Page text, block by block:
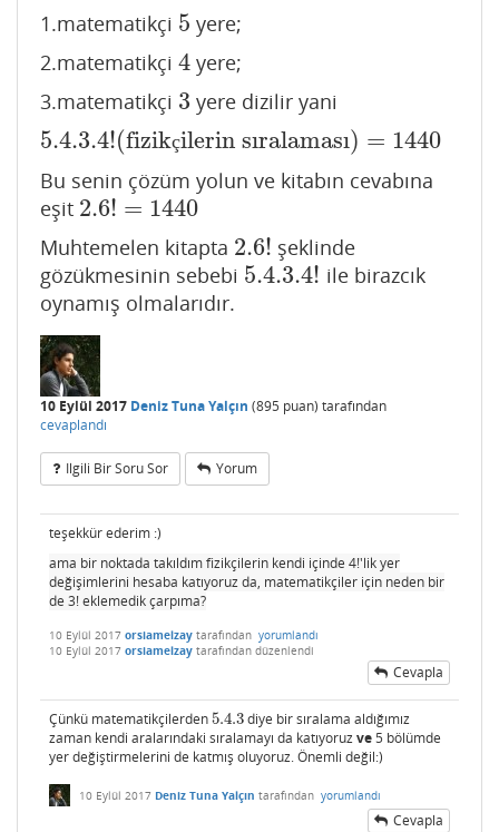
1.matematikçi 5
5 yere;
2.matematikçi 4
4 yere;
3.matematikçi 3
3 yere dizilir yani
5.4.3.4!(fizikçilerin sıralaması) = 1440
5.4.3.4!(fizikçilerin sıralaması)=1440
Bu senin çözüm yolun ve kitabın cevabına
eşit 2.6! = 1440
2.6!= 1440
Muhtemelen kitapta 2.6!
2.6! şeklinde
gözükmesinin sebebi 5.4.3.4!
5.4.3.4!
ile birazcık
oynamış olmalarıdır.
10 Eylül 2017 Deniz Tuna Yalçın (895 puan) tarafından
cevaplandı
Ilgili Bir Soru Sor Yorum
teşekkür ederim :)
ama bir noktada takıldım fizikçilerin kendi içinde 4!'lik yer
değişimlerini hesaba katıyoruz da, matematikçiler için neden bir
de 3! eklemedik çarpıma?
10 Eylül 2017 orsiamelzay tarafından yorumlandı
10 Eylül 2017 orsiamelzay tarafından düzenlendi
Cevapla
Çünkü matematikçilerden5.4.3
5.4.3 diye bir sıralama aldığımız
zaman kendi aralarındaki sıralamayı da katıyoruzve5 bölümde
yer değiştirmelerini de katmış oluyoruz. Önemli değil:)
10 Eylül 2017 Deniz Tuna Yalçın tarafından yorumlandı
Cevapla